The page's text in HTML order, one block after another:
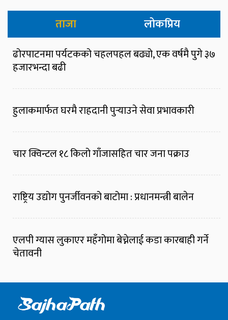
ताजा लोकप्रिय
ढोरपाटनमा पर्यटकको चहलपहल बढ्यो, एक वर्षमै पुगे ३७
हजारभन्दा बढी
हुलाकमार्फत घरमै राहदानी पुर्‍याउने सेवा प्रभावकारी
चार क्विन्टल १८ किलो गाँजासहित चार जना पक्राउ
राष्ट्रिय उद्योग पुनर्जीवनको बाटोमा : प्रधानमन्त्री बालेन
एलपी ग्यास लुकाएर महँगोमा बेच्नेलाई कडा कारबाही गर्ने
चेतावनी